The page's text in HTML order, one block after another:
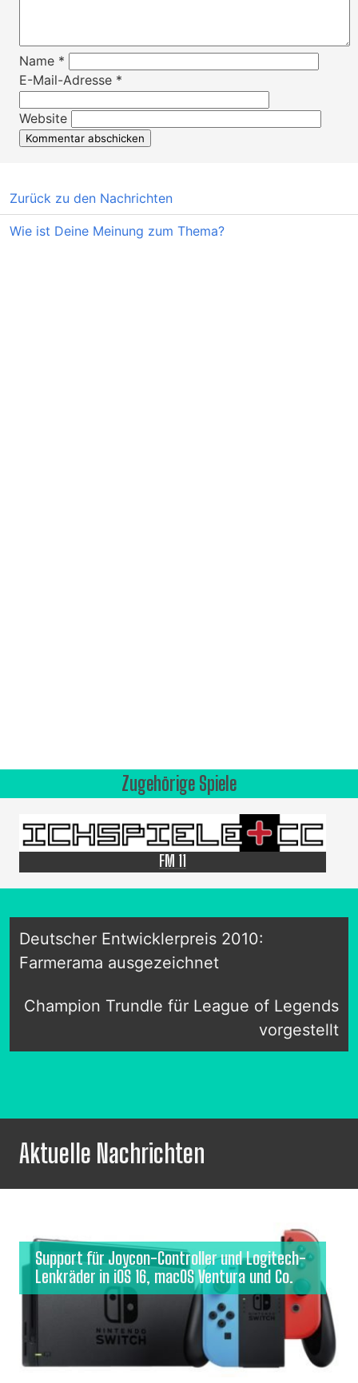
Name *
E-Mail-Adresse *
Website
Zurück zu den Nachrichten
Wie ist Deine Meinung zum Thema?
Zugehörige Spiele
FM 11
Deutscher Entwicklerpreis 2010:
Farmerama ausgezeichnet
Champion Trundle für League of Legends
vorgestellt
Aktuelle Nachrichten
Support für Joycon-Controller und Logitech-
Lenkräder in iOS 16, macOS Ventura und Co.